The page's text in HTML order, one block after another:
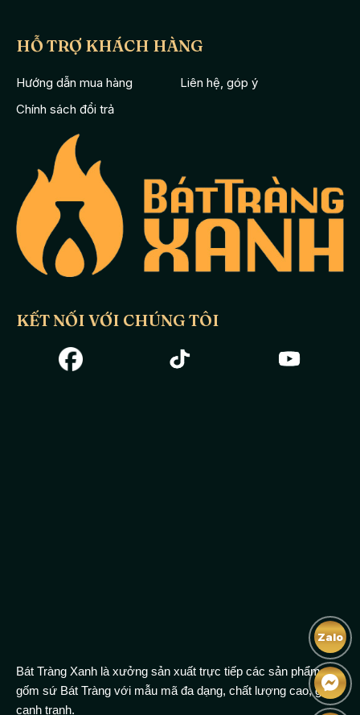
Zalo
HỖ TRỢ KHÁCH HÀNG
Hướng dẫn mua hàng
Liên hệ, góp ý
Chính sách đổi trả
KẾT NỐI VỚI CHÚNG TÔI
Bát Tràng Xanh là xưởng sản xuất trực tiếp các sản phẩm
gốm sứ Bát Tràng với mẫu mã đa dạng, chất lượng cao, giá
cạnh tranh.